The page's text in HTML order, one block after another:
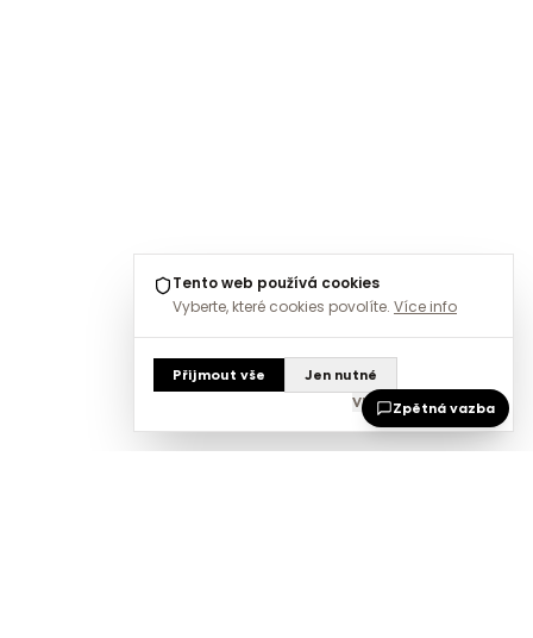
Tento web používá cookies
Vyberte, které cookies povolíte. Více info
Přijmout vše
Jen nutné
Vlastní nastavení
Zpětná vazba